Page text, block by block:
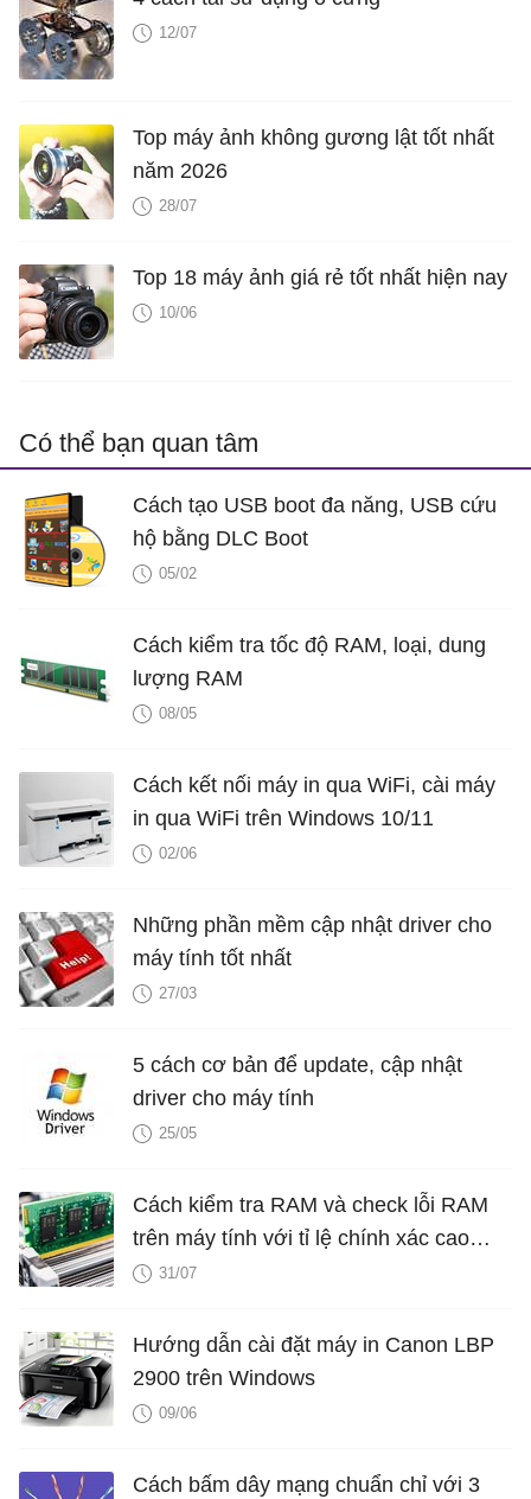
12/07
Top máy ảnh không gương lật tốt nhất
năm 2026
28/07
Top 18 máy ảnh giá rẻ tốt nhất hiện nay
10/06
Có thể bạn quan tâm
Cách tạo USB boot đa năng, USB cứu
hộ bằng DLC Boot
05/02
Cách kiểm tra tốc độ RAM, loại, dung
lượng RAM
08/05
Cách kết nối máy in qua WiFi, cài máy
in qua WiFi trên Windows 10/11
02/06
Những phần mềm cập nhật driver cho
máy tính tốt nhất
27/03
5 cách cơ bản để update, cập nhật
driver cho máy tính
25/05
Cách kiểm tra RAM và check lỗi RAM
trên máy tính với tỉ lệ chính xác cao
nhất31/07
Hướng dẫn cài đặt máy in Canon LBP
2900 trên Windows
09/06
Cách bấm dây mạng chuẩn chỉ với 3